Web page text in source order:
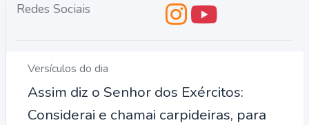
Redes Sociais
Versículos do dia
Assim diz o Senhor dos Exércitos:
Considerai e chamai carpideiras, para